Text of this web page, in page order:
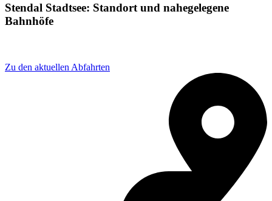
Stendal Stadtsee: Standort und nahegelegene
Bahnhöfe
Zu den aktuellen Abfahrten